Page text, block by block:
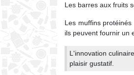
Les barres aux fruits
Les muffins
ils peuvent fournir un
L'innovation
plaisir gustatif.